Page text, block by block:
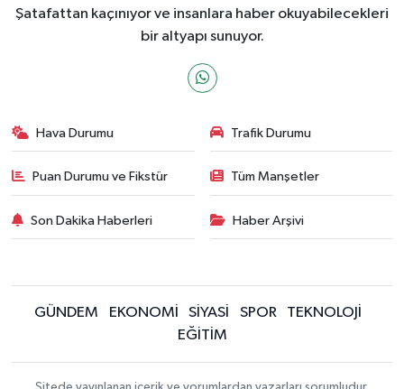
Şatafattan kaçınıyor ve insanlara haber okuyabilecekleri
bir altyapı sunuyor.
Hava Durumu Trafik Durumu
Puan Durumu ve Fikstür Tüm Manşetler
Son Dakika Haberleri Haber Arşivi
GÜNDEM EKONOMİ SİYASİ SPOR
TEKNOLOJİ
EĞİTİM